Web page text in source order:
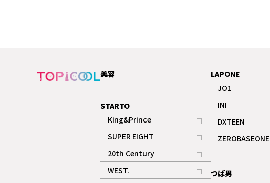
美容
STARTO
King&Prince
記事
SUPER EIGHT
記事
20th Century
記事
WEST.
LAPONE
JO1
記事
ギャラリー
INI
記事
ギャラリー
DXTEEN
記事
ギャラリー
ZEROBASEONE
記事
つば男